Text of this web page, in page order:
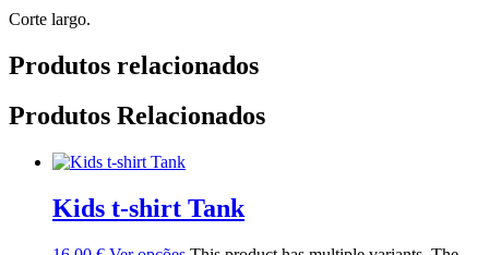
Corte largo.
Produtos relacionados
Produtos Relacionados
Kids t-shirt Tank